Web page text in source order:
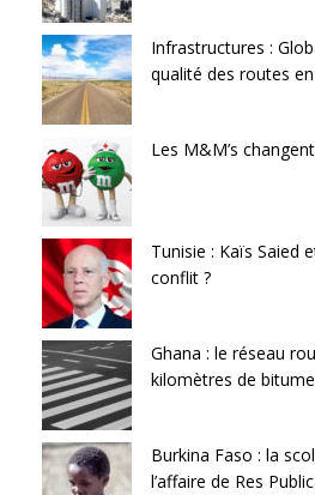
Infrastructures :
qualité des routes
Les M&M’s
Tunisie : Kaïs Saied
conflit ?
Ghana : le réseau
kilomètres de bitume
Burkina Faso : la
l’affaire de Res